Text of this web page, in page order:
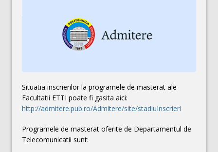
Situatia inscrierilor la programele de masterat ale
Facultatii ETTI poate fi gasita aici:
http://admitere.pub.ro/Admitere/site/stadiuInscrieri
Programele de masterat oferite de Departamentul de
Telecomunicatii sunt: